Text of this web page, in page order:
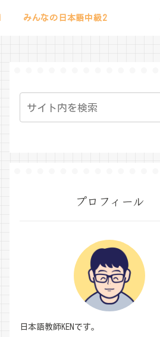
みんなの日本語中級2
プロフィール
日本語教師KENです。